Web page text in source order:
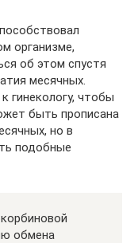
организме,
об этом спустя
месячных.
гинекологу, чтобы
быть прописана
но в
подобные
обмена